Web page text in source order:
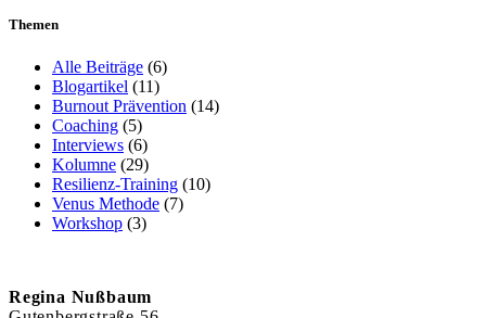
Themen
Alle Beiträge (6)
Blogartikel (11)
Burnout Prävention (14)
Coaching (5)
Interviews (6)
Kolumne (29)
Resilienz-Training (10)
Venus Methode (7)
Workshop (3)
Regina Nußbaum